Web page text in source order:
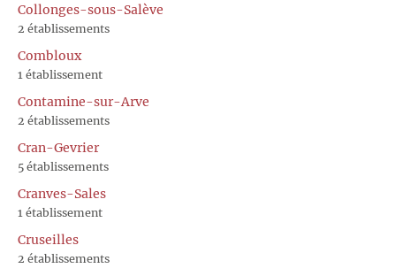
Collonges-sous-Salève
2 établissements
Combloux
1 établissement
Contamine-sur-Arve
2 établissements
Cran-Gevrier
5 établissements
Cranves-Sales
1 établissement
Cruseilles
2 établissements